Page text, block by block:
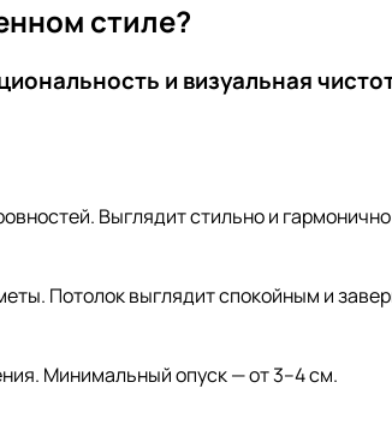
стиле?
и визуальная
Выглядит стильно и
Потолок выглядит спокойным и
Минимальный опуск — от 3–4 см.